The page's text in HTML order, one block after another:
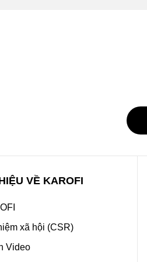
VỀ KAROFI
xã hội (CSR)
Video